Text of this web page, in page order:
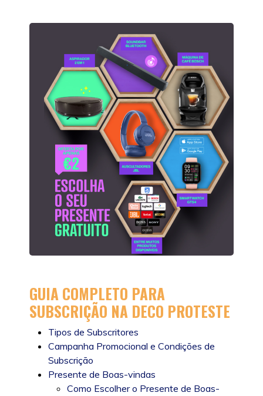
GUIA COMPLETO PARA
SUBSCRIÇÃO NA DECO PROTESTE
Tipos de Subscritores
Campanha Promocional e Condições de
Subscrição
Presente de Boas-vindas
Como Escolher o Presente de Boas-